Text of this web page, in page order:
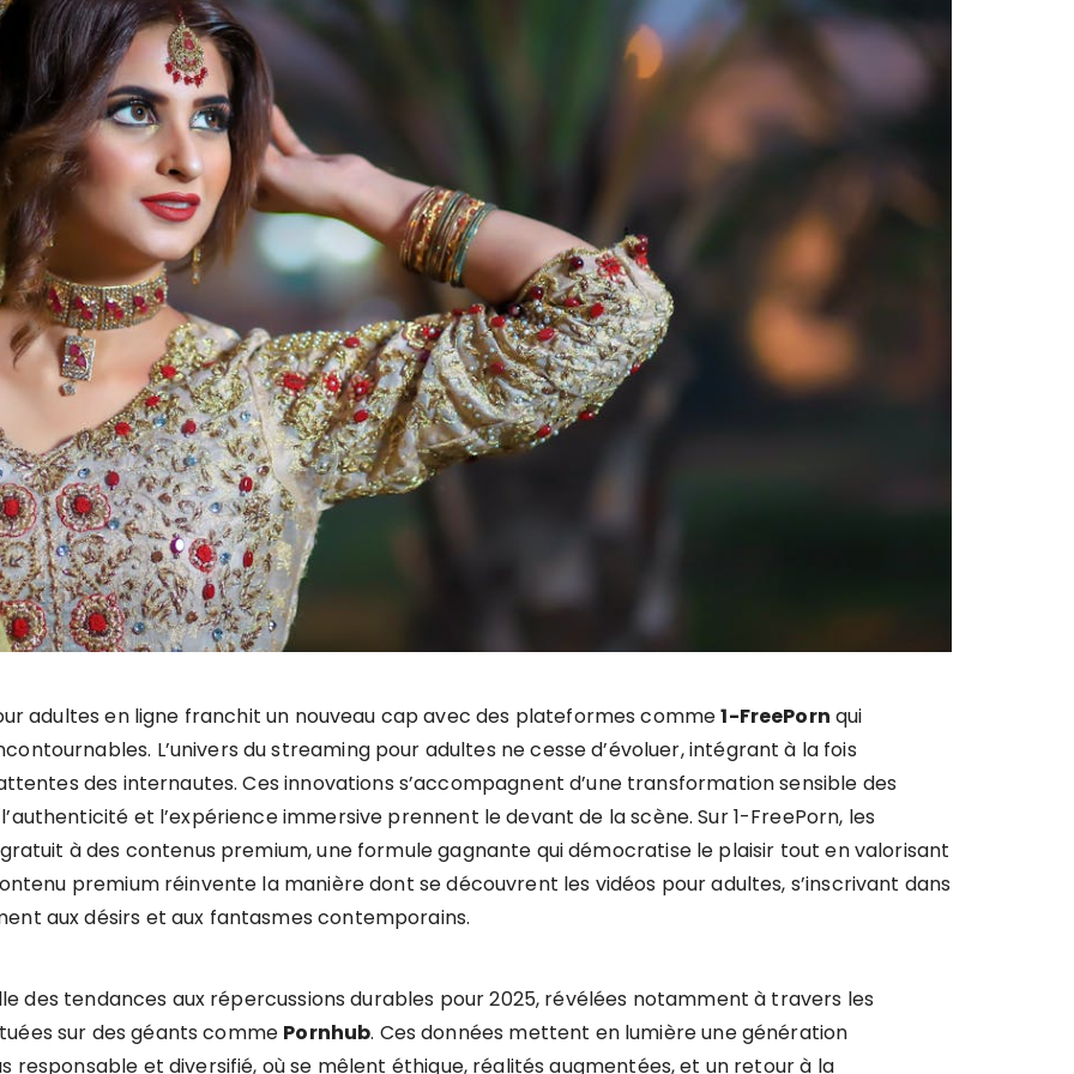
adultes en ligne franchit un nouveau cap avec des plateformes comme1-FreePorn qui
L’univers du streaming pour adultes ne cesse d’évoluer, intégrant à la fois
des internautes. Ces innovations s’accompagnent d’une transformation sensible des
et l’expérience immersive prennent le devant de la scène. Sur 1-FreePorn, les
à des contenus premium, une formule gagnante qui démocratise le plaisir tout en valorisant
premium réinvente la manière dont se découvrent les vidéos pour adultes, s’inscrivant dans
aux désirs et aux fantasmes contemporains.
des tendances aux répercussions durables pour 2025, révélées notamment à travers les
sur des géants comme Pornhub. Ces données mettent en lumière une génération
responsable et diversifié, où se mêlent éthique, réalités augmentées, et un retour à la